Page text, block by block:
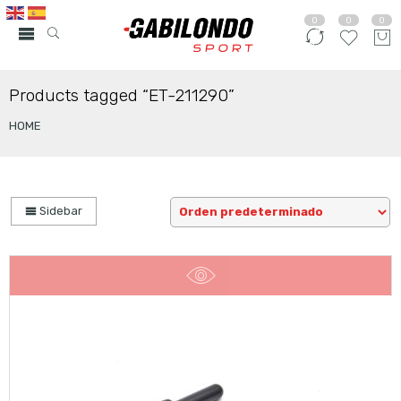
0 0 0
Products tagged “ET-211290”
HOME
Sidebar